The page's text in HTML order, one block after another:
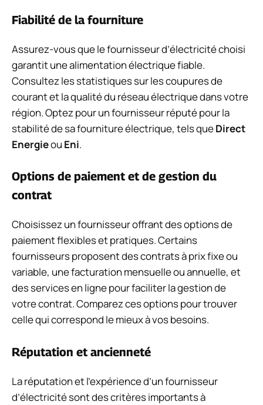
Fiabilité de la fourniture
Assurez-vous que le fournisseur d’électricité choisi
garantit une alimentation électrique fiable.
Consultez les statistiques sur les coupures de
courant et la qualité du réseau électrique dans votre
région. Optez pour un fournisseur réputé pour la
stabilité de sa fourniture électrique, tels queDirect
Energieou Eni.
Options de paiement et de gestion du
contrat
Choisissez un fournisseur offrant des options de
paiement flexibles et pratiques. Certains
fournisseurs proposent des contrats à prix fixe ou
variable, une facturation mensuelle ou annuelle, et
des services en ligne pour faciliter la gestion de
votre contrat. Comparez ces options pour trouver
celle qui correspond le mieux à vos besoins.
Réputation et ancienneté
La réputation et l’expérience d’un fournisseur
d’électricité sont des critères importants à